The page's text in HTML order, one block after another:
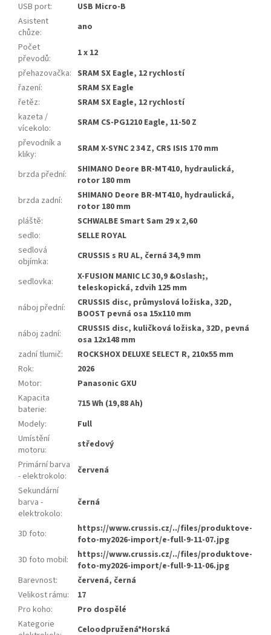
USB port:
USB Micro-B
Asistent
chůze:
ano
Počet
převodů:
1 x 12
přehazovačka: SRAM SX Eagle, 12 rychlostí
řazení:
SRAM SX Eagle
řetěz:
SRAM SX Eagle, 12 rychlostí
kazeta /
vícekolo:
SRAM CS-PG1210 Eagle, 11-50 Z
převodník a
kliky: SRAM X-SYNC 2 34 Z, CRS ISIS 170 mm
brzda přední:
SHIMANO Deore BR-MT410, hydraulická,
rotor 180 mm
brzda zadní:
SHIMANO Deore BR-MT410, hydraulická,
rotor 180 mm
pláště:
SCHWALBE Smart Sam 29 x 2,60
sedlo:
SELLE ROYAL
sedlová
objímka: CRUSSIS s RU AL, černá 34,9 mm
sedlovka:
X-FUSION MANIC LC 30,9 &Oslash;,
teleskopická, zdvih 125 mm
náboj přední:
CRUSSIS disc, průmyslová ložiska, 32D,
BOOST pevná osa 15x110 mm
náboj zadní:
CRUSSIS disc, kuličková ložiska, 32D, pevná
osa 12x148 mm
zadní tlumič:
ROCKSHOX DELUXE SELECT R, 210x55 mm
Rok:
2026
Motor:
Panasonic GXU
Kapacita
baterie:
715 Wh (19,88 Ah)
Modely:
Full
Umístění
motoru:
středový
Primární barva
- elektrokolo:
červená
Sekundární
barva -
elektrokolo:
černá
3D foto:
https://www.crussis.cz/../files/produktove-
foto-my2026-import/e-full-9-11-07.jpg
3D foto mobil:
https://www.crussis.cz/../files/produktove-
foto-my2026-import/e-full-9-11-06.jpg
Barevnost:
červená, černá
Velikost rámu:
17
Pro koho:
Pro dospělé
Kategorie
Celoodpružená*Horská